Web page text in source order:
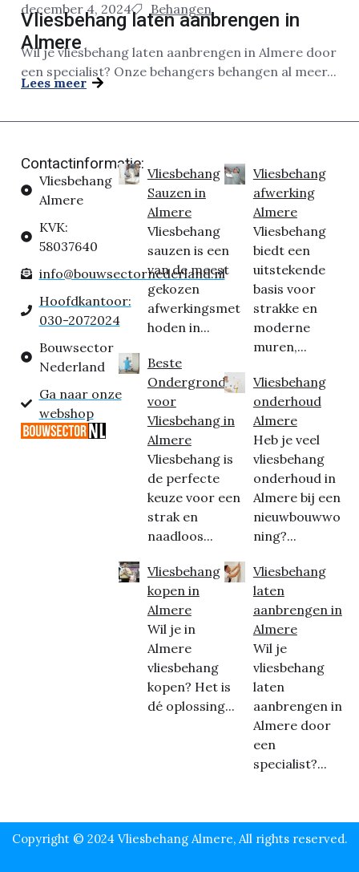
december 4, 2024 Behangen
Vliesbehang laten aanbrengen in
Almere
Wil je vliesbehang laten aanbrengen in Almere door
een specialist? Onze behangers behangen al meer...
Lees meer
Contactinformatie:
Vliesbehang
Almere
KVK:
58037640
info@bouwsectornederland.nl
Hoofdkantoor:
030-2072024
Bouwsector
Nederland
Ga naar onze
webshop
Vliesbehang
Sauzen in
Almere
Vliesbehang
sauzen is een
van de meest
gekozen
afwerkingsmet
hoden in...
Beste
Ondergrond
voor
Vliesbehang in
Almere
Vliesbehang is
de perfecte
keuze voor een
strak en
naadloos...
Vliesbehang
kopen in
Almere
Wil je in
Almere
vliesbehang
kopen? Het is
dé oplossing...
Vliesbehang
afwerking
Almere
Vliesbehang
biedt een
uitstekende
basis voor
strakke en
moderne
muren,...
Vliesbehang
onderhoud
Almere
Heb je veel
vliesbehang
onderhoud in
Almere bij een
nieuwbouwwo
ning?...
Vliesbehang
laten
aanbrengen in
Almere
Wil je
vliesbehang
laten
aanbrengen in
Almere door
een
specialist?...
Copyright © 2024 Vliesbehang Almere, All rights reserved.